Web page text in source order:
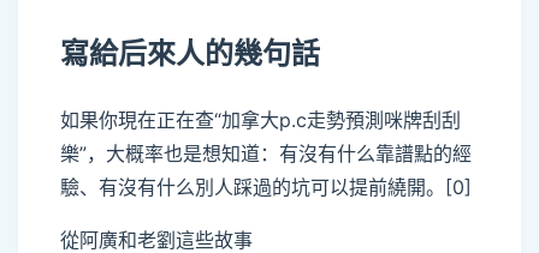
寫給后來人的幾句話
如果你現在正在查“加拿大p.c走勢預測咪牌刮刮
樂”，大概率也是想知道：有沒有什么靠譜點的經
驗、有沒有什么別人踩過的坑可以提前繞開。[0]
從阿廣和老劉這些故事